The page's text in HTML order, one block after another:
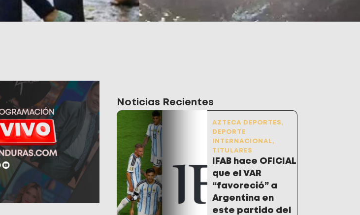
Noticias Recientes
AZTECA DEPORTES,
DEPORTE
INTERNACIONAL,
TITULARES
IFAB hace OFICIAL
que el VAR
“favoreció” a
Argentina en
este partido del